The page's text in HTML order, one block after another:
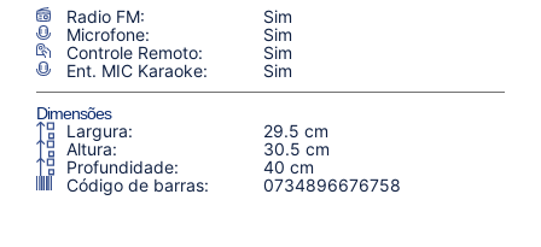
Radio FM:
Sim
Microfone:
Sim
Controle Remoto:
Sim
Ent. MIC Karaoke:
Sim
Dimensões
Largura:
29.5 cm
Altura:
30.5 cm
Profundidade:
40 cm
Código de barras:
0734896676758